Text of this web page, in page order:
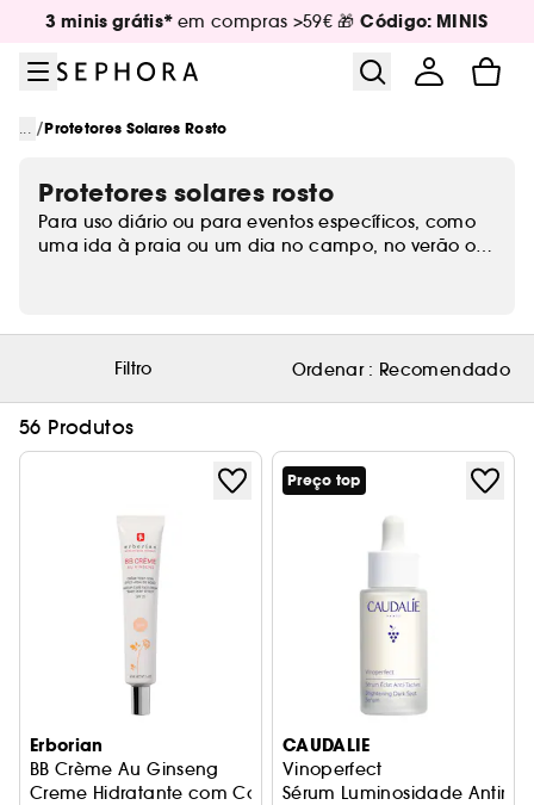
Ir para o menu
Ir para o conteúdo principal
Ir para o rodapé
3 minis grátis* em compras >59€ 🎁Código: MINIS
... /Protetores Solares Rosto
Protetores solares rosto
Para uso diário ou para eventos específicos, como
uma ida à praia ou um dia no campo, no verão ou
essencial!
Filtro
Ordenar : Recomendado
56 Produtos
Erborian
BB Crème Au Ginseng
Creme Hidratante com Cor
Preço top
CAUDALIE
Vinoperfect
Sérum Luminosidade